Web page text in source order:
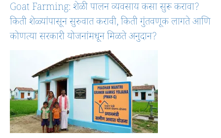
Goat Farming: शेळी पालन व्यवसाय कसा सुरू करावा?
किती शेळ्यांपासून सुरुवात करावी, किती गुंतवणूक लागते आणि
कोणत्या सरकारी योजनांमधून मिळते अनुदान?